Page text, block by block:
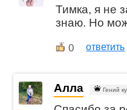
Тимка, я не
знаю. Но
0 ответить
Алла Гений